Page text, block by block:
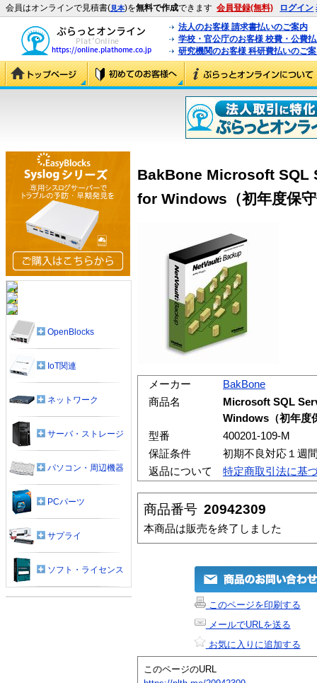
会員はオンラインで見積書(見本)を無料で作成できます 会員登録(無料) ログイン
法人のお客様 請求書払いのご案内
学校・官公庁のお客様 校費・公費
研究機関のお客様 科研費払いのご
BakBone Microsoft SQL
for Windows（初年度保
メーカー
BakBone
商品名
Microsoft SQL
Windows（初年度
型番
400201-109-M
保証条件
初期不良対応１週
返品について
特定商取引法に基
商品番号 20942309
本商品は販売を終了しました
このページを印刷する
メールでURLを送る
お気に入りに追加する
このページのURL
OpenBlocks
IoT関連
ネットワーク
サーバ・ストレージ
パソコン・周辺機器
PCパーツ
サプライ
ソフト・ライセンス